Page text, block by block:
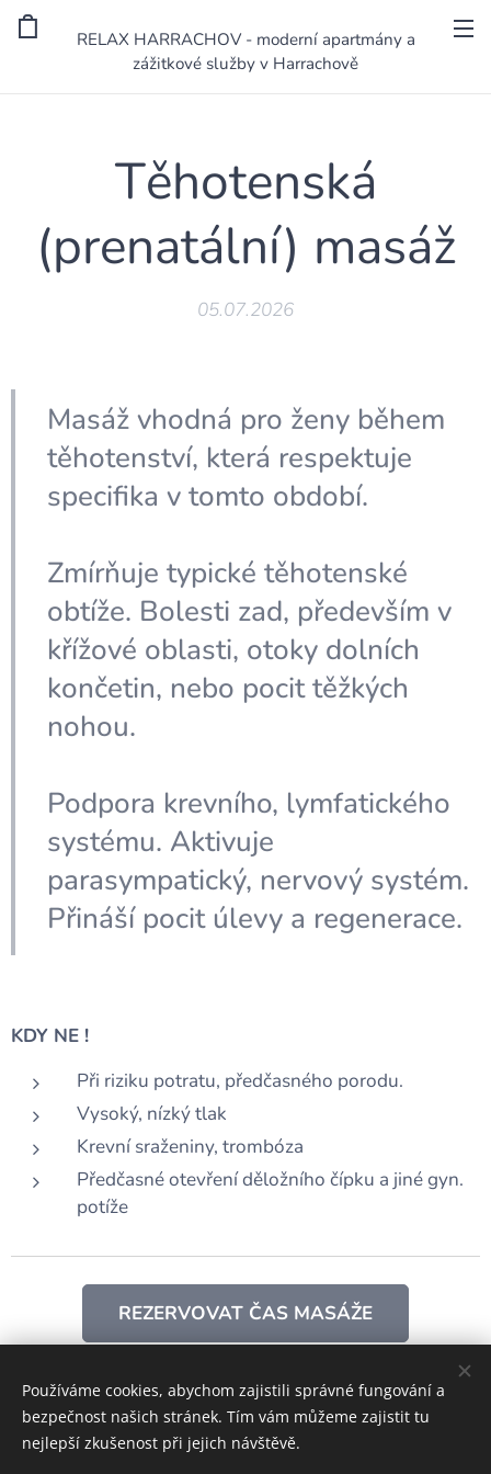
RELAX HARRACHOV - moderní apartmány a
zážitkové služby v Harrachově
Těhotenská
(prenatální) masáž
05.07.2026
Masáž vhodná pro ženy během
těhotenství, která respektuje
specifika v tomto období.
Zmírňuje typické těhotenské
obtíže. Bolesti zad, především v
křížové oblasti, otoky dolních
končetin, nebo pocit těžkých
nohou.
Podpora krevního, lymfatického
systému. Aktivuje
parasympatický, nervový systém.
Přináší pocit úlevy a regenerace.
KDY NE !
Při riziku potratu, předčasného porodu.
Vysoký, nízký tlak
Krevní sraženiny, trombóza
Předčasné otevření děložního čípku a jiné gyn.
potíže
REZERVOVAT ČAS MASÁŽE
Share
Používáme cookies, abychom zajistili správné fungování a
bezpečnost našich stránek. Tím vám můžeme zajistit tu
nejlepší zkušenost při jejich návštěvě.